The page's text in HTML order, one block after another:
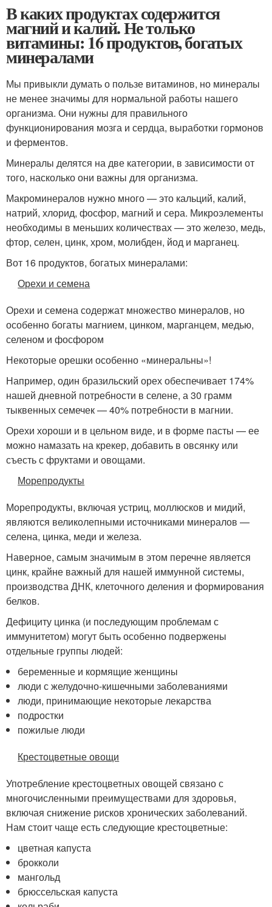
В каких продуктах содержится
магний и калий. Не только
витамины: 16 продуктов, богатых
минералами
Мы привыкли думать о пользе витаминов, но минералы
не менее значимы для нормальной работы нашего
организма. Они нужны для правильного
функционирования мозга и сердца, выработки гормонов
и ферментов.
Минералы делятся на две категории, в зависимости от
того, насколько они важны для организма.
Макроминералов нужно много — это кальций, калий,
натрий, хлорид, фосфор, магний и сера. Микроэлементы
необходимы в меньших количествах — это железо, медь,
фтор, селен, цинк, хром, молибден, йод и марганец.
Вот 16 продуктов, богатых минералами:
Орехи и семена
Орехи и семена содержат множество минералов, но
особенно богаты магнием, цинком, марганцем, медью,
селеном и фосфором
Некоторые орешки особенно «минеральны»!
Например, один бразильский орех обеспечивает 174%
нашей дневной потребности в селене, а 30 грамм
тыквенных семечек — 40% потребности в магнии.
Орехи хороши и в цельном виде, и в форме пасты — ее
можно намазать на крекер, добавить в овсянку или
съесть с фруктами и овощами.
Морепродукты
Морепродукты, включая устриц, моллюсков и мидий,
являются великолепными источниками минералов —
селена, цинка, меди и железа.
Наверное, самым значимым в этом перечне является
цинк, крайне важный для нашей иммунной системы,
производства ДНК, клеточного деления и формирования
белков.
Дефициту цинка (и последующим проблемам с
иммунитетом) могут быть особенно подвержены
отдельные группы людей:
беременные и кормящие женщины
люди с желудочно-кишечными заболеваниями
люди, принимающие некоторые лекарства
подростки
пожилые люди
Крестоцветные овощи
Употребление крестоцветных овощей связано с
многочисленными преимуществами для здоровья,
включая снижение рисков хронических заболеваний.
Нам стоит чаще есть следующие крестоцветные:
цветная капуста
брокколи
мангольд
брюссельская капуста